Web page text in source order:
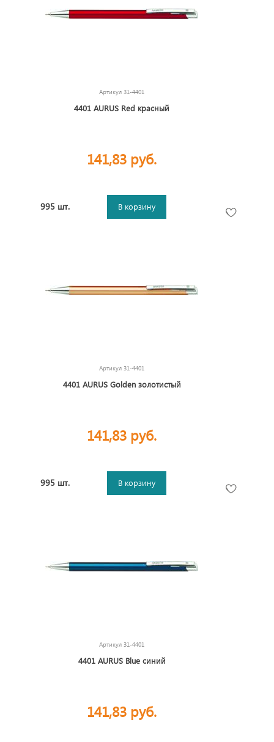
Артикул 31-4401
4401 AURUS Red красный
141,83 руб.
995 шт. В корзину
Артикул 31-4401
4401 AURUS Golden золотистый
141,83 руб.
995 шт. В корзину
Артикул 31-4401
4401 AURUS Blue синий
141,83 руб.